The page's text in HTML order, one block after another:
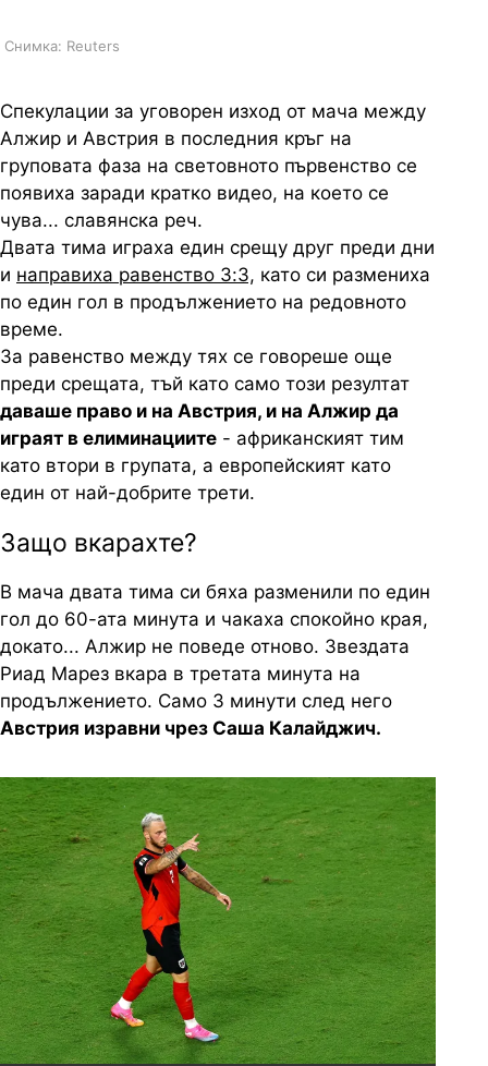
Снимка: Reuters
Спекулации за уговорен изход от мача между
Алжир и Австрия в последния кръг на
груповата фаза на световното първенство се
появиха заради кратко видео, на което се
чува... славянска реч.
Двата тима играха един срещу друг преди дни
и направиха равенство 3:3, като си размениха
по един гол в продължението на редовното
време.
За равенство между тях се говореше още
преди срещата, тъй като само този резултат
даваше право и на Австрия, и на Алжир да
играят в елиминациите - африканският тим
като втори в групата, а европейският като
един от най-добрите трети.
Защо вкарахте?
В мача двата тима си бяха разменили по един
гол до 60-ата минута и чакаха спокойно края,
докато... Алжир не поведе отново. Звездата
Риад Марез вкара в третата минута на
продължението. Само 3 минути след него
Австрия изравни чрез Саша Калайджич.